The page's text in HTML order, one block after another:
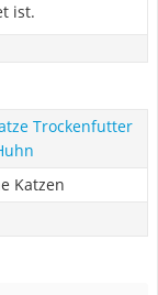
ist.
Trockenfutter
Katzen